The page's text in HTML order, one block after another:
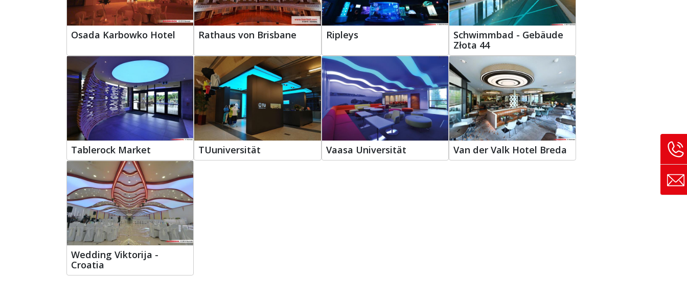
Osada Karbowko Hotel Rathaus von Brisbane Ripleys
Schwimmbad - Gebäude
Złota 44
Tablerock Market TUuniversität Vaasa Universität Van der Valk Hotel Breda
Wedding Viktorija -
Croatia